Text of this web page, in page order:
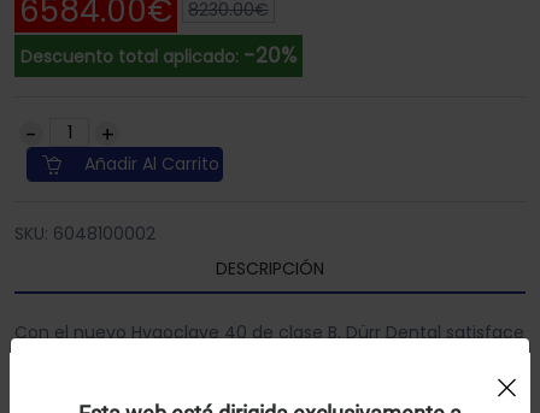
6584.00€
8230.00€
Descuento total aplicado: -20%
Añadir Al Carrito
SKU: 6048100002
DESCRIPCIÓN
Con el nuevo Hygoclave 40 de clase B, Dürr Dental satisface